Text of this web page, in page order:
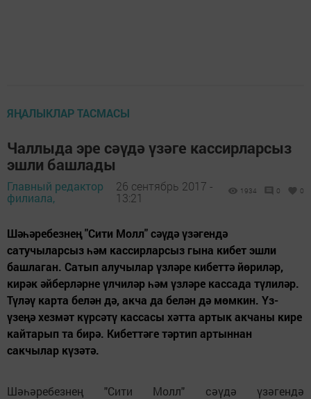
ЯҢАЛЫКЛАР ТАСМАСЫ
Чаллыда эре сәүдә үзәге кассирларсыз
эшли башлады
Главный редактор
филиала,
26 сентябрь 2017 -
13:21
1934 0 0
Шәһәребезнең "Сити Молл" сәүдә үзәгендә
сатучыларсыз һәм кассирларсыз гына кибет эшли
башлаган. Сатып алучылар үзләре кибеттә йөриләр,
кирәк әйберләрне үлчиләр һәм үзләре кассада түлиләр.
Түләү карта белән дә, акча да белән дә мөмкин. Үз-
үзеңә хезмәт күрсәтү кассасы хәтта артык акчаны кире
кайтарып та бирә. Кибеттәге тәртип артыннан
сакчылар күзәтә.
Шәһәребезнең "Сити Молл" сәүдә үзәгендә